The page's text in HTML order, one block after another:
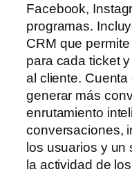
Facebook,
programas.
CRM que
para cada ticket
al cliente.
generar más
enrutamiento
conversaciones,
los usuarios y un
la actividad de